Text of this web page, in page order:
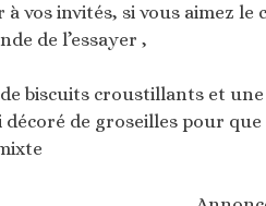
vos invités, si vous aimez le
de l’essayer ,
biscuits croustillants et
décoré de groseilles pour